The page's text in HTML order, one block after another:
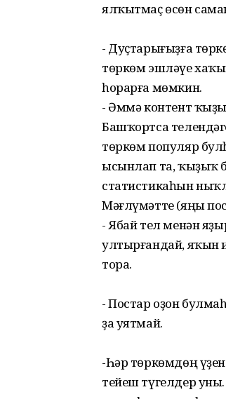
ялҡытмаҫ өсөн
- Дуҫтарығыҙға
төркөм эшләүе
һорарға мөмкин.
- Әммә контент
Башҡортса
төркөм популяр
ысынлап та, ҡыҙыҡ
статистикаһын
Мәғлүмәтте (яңы
- Ябай тел менән
ултырғандай, яҡын
тора.
- Постар оҙон
ҙа уятмай.
-Һәр төркөмдөң
тейеш түгелдер